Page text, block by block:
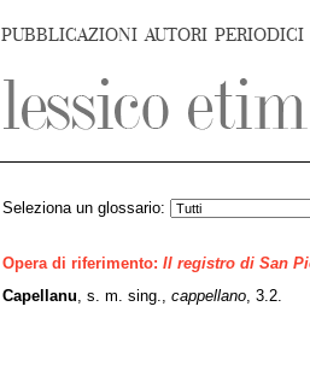
PUBBLICAZIONI AUTORI PERIODICI
Seleziona un glossario:
Opera di riferimento: Il registro di San
Capellanu , s. m. sing., cappellano , 3.2.